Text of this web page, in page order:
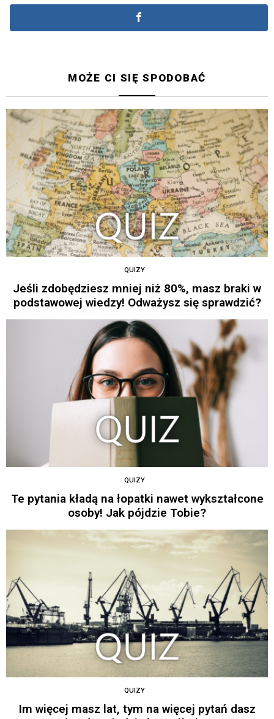
MOŻE CI SIĘ SPODOBAĆ
QUIZY
Jeśli zdobędziesz mniej niż 80%, masz braki w
podstawowej wiedzy! Odważysz się sprawdzić?
QUIZY
Te pytania kładą na łopatki nawet wykształcone
osoby! Jak pójdzie Tobie?
QUIZY
Im więcej masz lat, tym na więcej pytań dasz